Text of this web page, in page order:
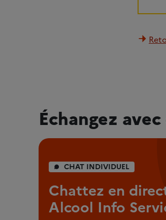
Échangez
CHAT INDIVIDUEL
Chattez en
Alcool Info